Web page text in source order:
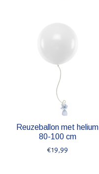
Reuzeballon met helium
80-100 cm
€19,99